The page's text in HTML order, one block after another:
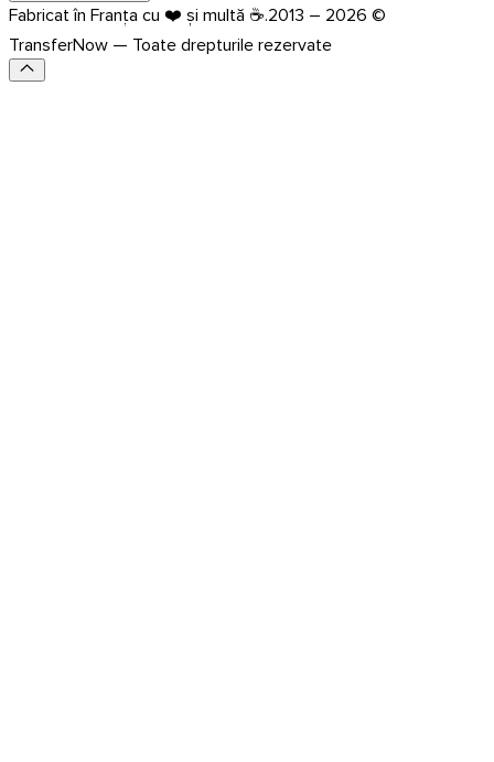
Fabricat în Franța cu ❤️ și multă ☕.2013 – 2026 ©
TransferNow — Toate drepturile rezervate